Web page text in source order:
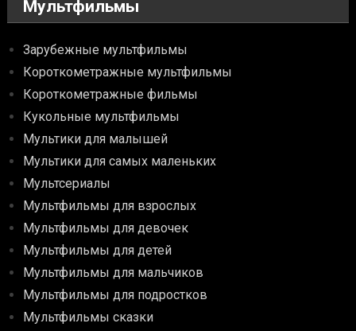
Мультфильмы
Зарубежные мультфильмы
Короткометражные мультфильмы
Короткометражные фильмы
Кукольные мультфильмы
Мультики для малышей
Мультики для самых маленьких
Мультсериалы
Мультфильмы для взрослых
Мультфильмы для девочек
Мультфильмы для детей
Мультфильмы для мальчиков
Мультфильмы для подростков
Мультфильмы сказки